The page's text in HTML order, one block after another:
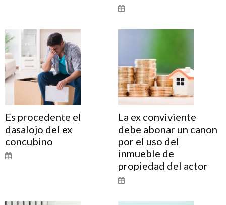
Es procedente el
dasalojo del ex
concubino
La ex conviviente
debe abonar un canon
por el uso del
inmueble de
propiedad del actor